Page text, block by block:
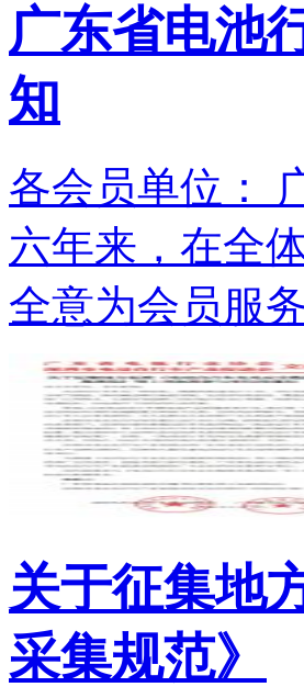
广东省电池
知
各会员单位：
六年来，在全
全意为会员服
关于征集地
采集规范》